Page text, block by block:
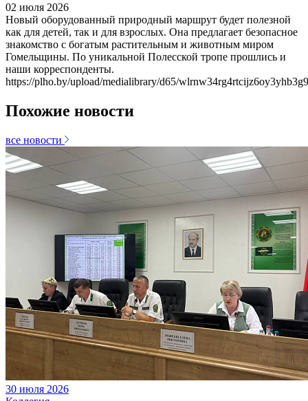
02 июля 2026
Новый оборудованный природный маршрут будет полезной
как для детей, так и для взрослых. Она предлагает безопасное
знакомство с богатым растительным и животным миром
Гомельщины. По уникальной Полесской тропе прошлись и
наши корреспонденты.
https://plho.by/upload/medialibrary/d65/
Похожие новости
все новости
30 июля 2026